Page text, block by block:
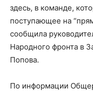
здесь, в команде,
поступающее на
сообщила
Народного фронта в
Попова.
По информации